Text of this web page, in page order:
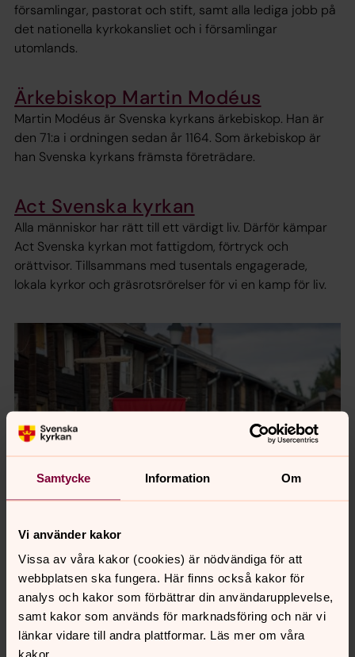
Samtycke Information Om
Vi använder kakor
Vissa av våra kakor (cookies) är nödvändiga för att
webbplatsen ska fungera. Här finns också kakor för
analys och kakor som förbättrar din användarupplevelse,
samt kakor som används för marknadsföring och när vi
länkar vidare till andra plattformar. Läs mer om våra
kakor.
församlingar, pastorat och stift, samt alla lediga jobb på
det nationella kyrkokansliet och i församlingar
utomlands.
Ärkebiskop Martin Modéus
Martin Modéus är Svenska kyrkans ärkebiskop. Han är
den 71:a i ordningen sedan år 1164. Som ärkebiskop är
han Svenska kyrkans främsta företrädare.
Act Svenska kyrkan
Alla människor har rätt till ett värdigt liv. Därför kämpar
Act Svenska kyrkan mot fattigdom, förtryck och
orättvisor. Tillsammans med tusentals engagerade,
lokala kyrkor och gräsrotsrörelser för vi en kamp för liv.
Riksårsmöte 2026
Den 5-8 augusti är det riksårsmöte för
Svenska Kyrkans Unga – en öppen
gemenskap av unga människor som vill